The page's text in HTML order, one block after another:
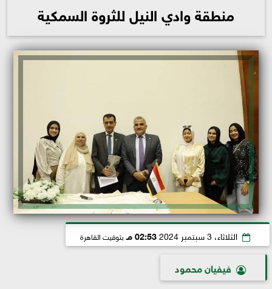
منطقة وادي النيل للثروة السمكية
الثلاثاء، 3 سبتمبر 2024 02:53 مـ بتوقيت القاهرة
فيفيان محمود